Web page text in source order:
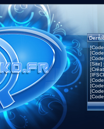
[Site]